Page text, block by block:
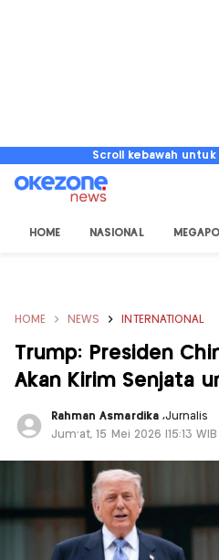
Scroll kebawah untuk
HOME NASIONAL
HOME NEWS INTERNATIONAL
Trump: Presiden
Akan Kirim Senjata
Rahman Asmardika ,Jurnalis
Jum'at, 15 Mei 2026 |15:13 WIB